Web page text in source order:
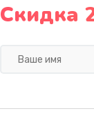
Скидка